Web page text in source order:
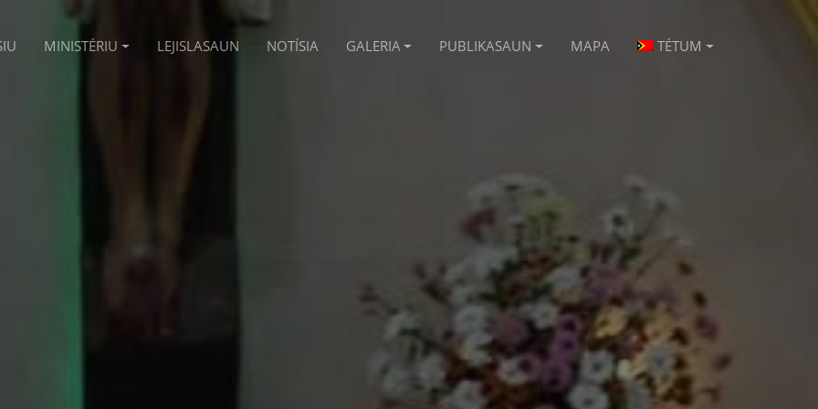
MINISTÉRIU LEJISLASAUN NOTÍSIA GALERIA PUBLIKASAUN MAPA TÉTUM